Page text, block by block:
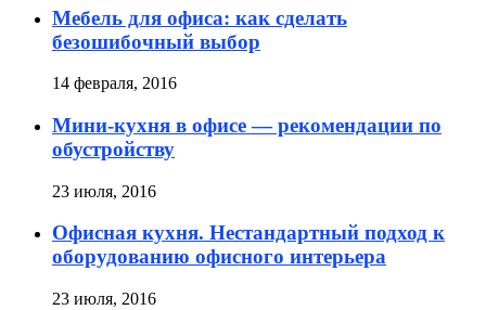
Мебель для офиса: как сделать
безошибочный выбор
14 февраля, 2016
Мини-кухня в офисе — рекомендации по
обустройству
23 июля, 2016
Офисная кухня. Нестандартный подход к
оборудованию офисного интерьера
23 июля, 2016